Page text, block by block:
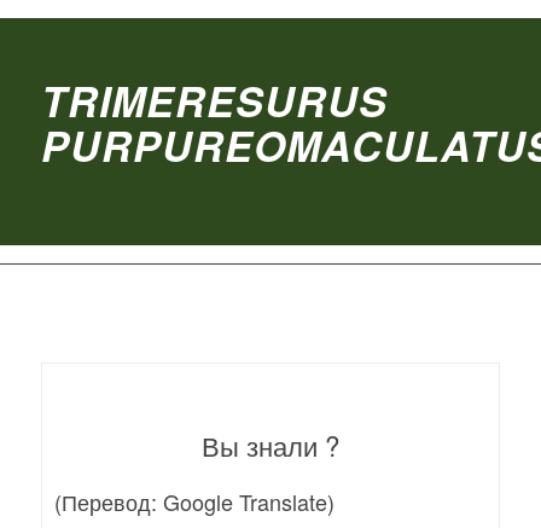
TRIMERESURUS
Вы знали ?
(Перевод: Google Translate)